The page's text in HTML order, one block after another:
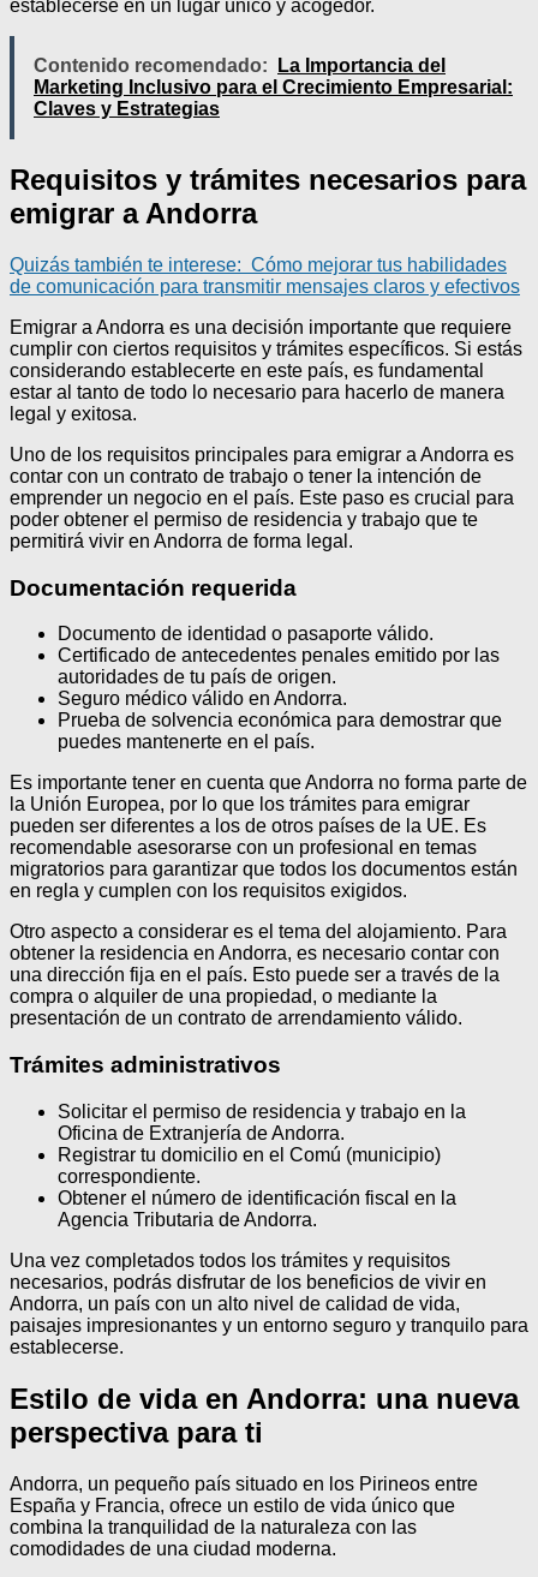
establecerse en un lugar único y acogedor.
Contenido recomendado:
La Importancia del
Marketing Inclusivo para el Crecimiento Empresarial:
Claves y Estrategias
Requisitos y trámites necesarios para
emigrar a Andorra
Quizás también te interese: Cómo mejorar tus habilidades
de comunicación para transmitir mensajes claros y efectivos
Emigrar a Andorra es una decisión importante que requiere
cumplir con ciertos requisitos y trámites específicos. Si estás
considerando establecerte en este país, es fundamental
estar al tanto de todo lo necesario para hacerlo de manera
legal y exitosa.
Uno de los requisitos principales para emigrar a Andorra es
contar con un contrato de trabajo o tener la intención de
emprender un negocio en el país. Este paso es crucial para
poder obtener el permiso de residencia y trabajo que te
permitirá vivir en Andorra de forma legal.
Documentación requerida
Documento de identidad o pasaporte válido.
Certificado de antecedentes penales emitido por las
autoridades de tu país de origen.
Seguro médico válido en Andorra.
Prueba de solvencia económica para demostrar que
puedes mantenerte en el país.
Es importante tener en cuenta que Andorra no forma parte de
la Unión Europea, por lo que los trámites para emigrar
pueden ser diferentes a los de otros países de la UE. Es
recomendable asesorarse con un profesional en temas
migratorios para garantizar que todos los documentos están
en regla y cumplen con los requisitos exigidos.
Otro aspecto a considerar es el tema del alojamiento. Para
obtener la residencia en Andorra, es necesario contar con
una dirección fija en el país. Esto puede ser a través de la
compra o alquiler de una propiedad, o mediante la
presentación de un contrato de arrendamiento válido.
Trámites administrativos
Solicitar el permiso de residencia y trabajo en la
Oficina de Extranjería de Andorra.
Registrar tu domicilio en el Comú (municipio)
correspondiente.
Obtener el número de identificación fiscal en la
Agencia Tributaria de Andorra.
Una vez completados todos los trámites y requisitos
necesarios, podrás disfrutar de los beneficios de vivir en
Andorra, un país con un alto nivel de calidad de vida,
paisajes impresionantes y un entorno seguro y tranquilo para
establecerse.
Estilo de vida en Andorra: una nueva
perspectiva para ti
Andorra, un pequeño país situado en los Pirineos entre
España y Francia, ofrece un estilo de vida único que
combina la tranquilidad de la naturaleza con las
comodidades de una ciudad moderna.